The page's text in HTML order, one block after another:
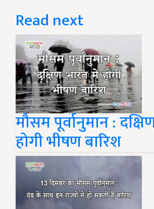
Read next
मौसम पूर्वानुमान :
होगी भीषण बारिश